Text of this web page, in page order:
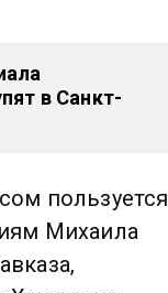
в Санкт-
пользуется
Михаила